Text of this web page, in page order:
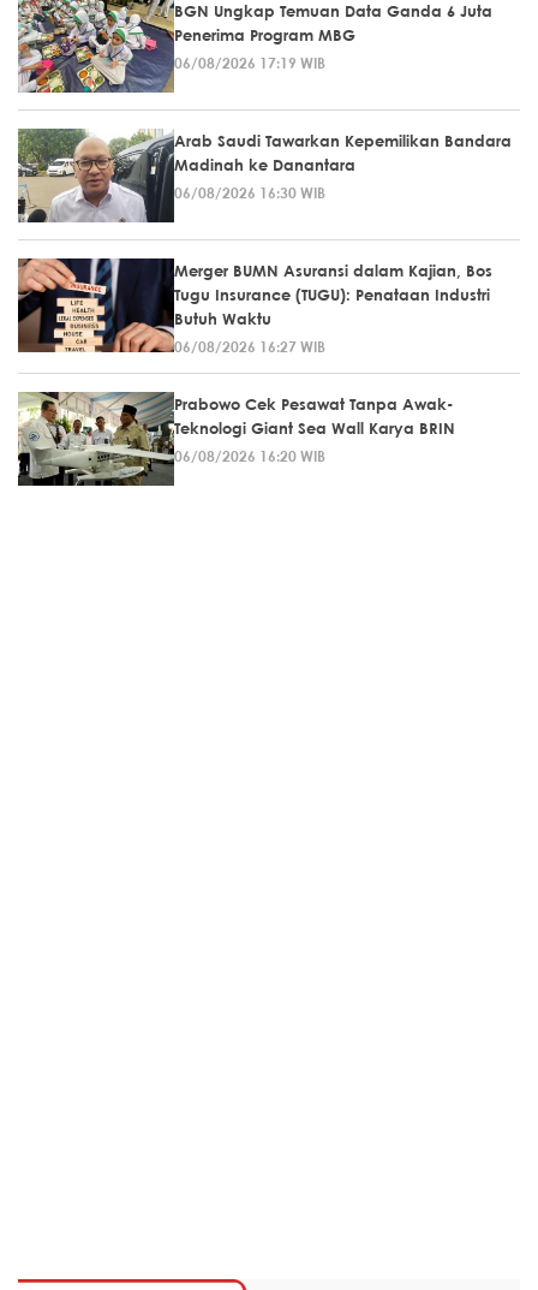
BGN Ungkap Temuan Data Ganda 6 Juta
Penerima Program MBG
06/08/2026 17:19 WIB
Arab Saudi Tawarkan Kepemilikan Bandara
Madinah ke Danantara
06/08/2026 16:30 WIB
Merger BUMN Asuransi dalam Kajian, Bos
Tugu Insurance (TUGU): Penataan Industri
Butuh Waktu
06/08/2026 16:27 WIB
Prabowo Cek Pesawat Tanpa Awak-
Teknologi Giant Sea Wall Karya BRIN
06/08/2026 16:20 WIB